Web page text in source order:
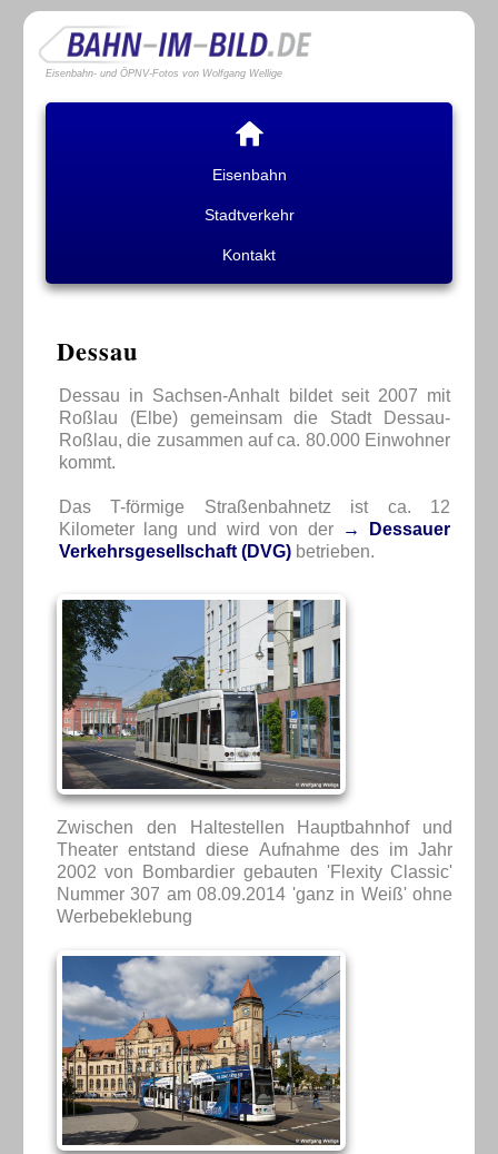
Eisenbahn- und ÖPNV-Fotos von Wolfgang Wellige
Eisenbahn
Stadtverkehr
Kontakt
Dessau
Dessau in Sachsen-Anhalt bildet seit 2007 mit
Roßlau (Elbe) gemeinsam die Stadt Dessau-
Roßlau, die zusammen auf ca. 80.000 Einwohner
kommt.
Das T-förmige Straßenbahnetz ist ca. 12
Kilometer lang und wird von der
→ Dessauer
Verkehrsgesellschaft (DVG)betrieben.
Zwischen den Haltestellen Hauptbahnhof und
Theater entstand diese Aufnahme des im Jahr
2002 von Bombardier gebauten 'Flexity Classic'
Nummer 307 am 08.09.2014 'ganz in Weiß' ohne
Werbebeklebung